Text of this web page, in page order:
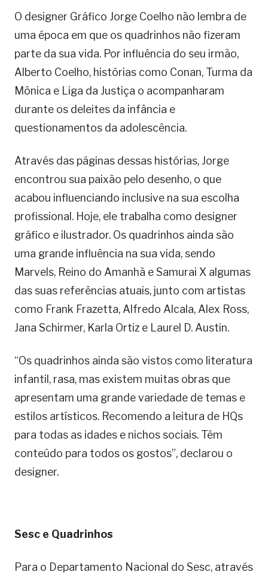
O designer Gráfico Jorge Coelho não lembra de
uma época em que os quadrinhos não fizeram
parte da sua vida. Por influência do seu irmão,
Alberto Coelho, histórias como Conan, Turma da
Mônica e Liga da Justiça o acompanharam
durante os deleites da infância e
questionamentos da adolescência.
Através das páginas dessas histórias, Jorge
encontrou sua paixão pelo desenho, o que
acabou influenciando inclusive na sua escolha
profissional. Hoje, ele trabalha como designer
gráfico e ilustrador. Os quadrinhos ainda são
uma grande influência na sua vida, sendo
Marvels, Reino do Amanhã e Samurai X algumas
das suas referências atuais, junto com artistas
como Frank Frazetta, Alfredo Alcala, Alex Ross,
Jana Schirmer, Karla Ortiz e Laurel D. Austin.
“Os quadrinhos ainda são vistos como literatura
infantil, rasa, mas existem muitas obras que
apresentam uma grande variedade de temas e
estilos artísticos. Recomendo a leitura de HQs
para todas as idades e nichos sociais. Têm
conteúdo para todos os gostos”, declarou o
designer.
Sesc e Quadrinhos
Para o Departamento Nacional do Sesc, através